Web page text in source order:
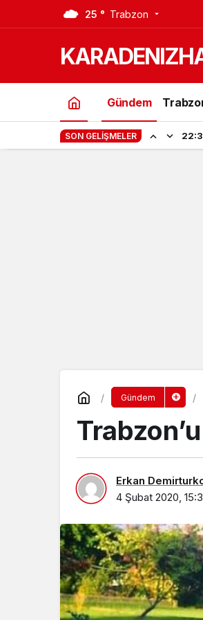
25 ° Trabzon
Gündem
SON GELIŞMELER
Gündem
Erkan
4 Şubat 2020,
Çay’a Boya